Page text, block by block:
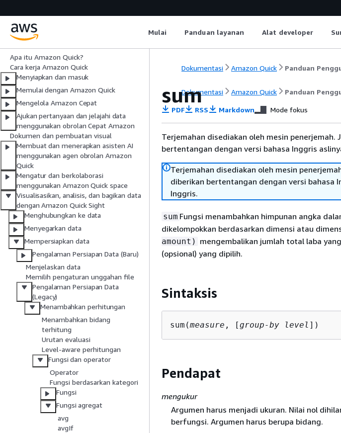
Mulai Panduan layanan Alat developer
Panduan Pengguna
Apa itu Amazon Quick?
Cara kerja Amazon Quick
Menyiapkan dan masuk
Memulai dengan Amazon Quick
Mengelola Amazon Cepat
Ajukan pertanyaan dan jelajahi data
menggunakan obrolan Cepat Amazon
Dokumen dan pembuatan visual
Membuat dan menerapkan asisten AI
menggunakan agen obrolan Amazon
Quick
Mengatur dan berkolaborasi
menggunakan Amazon Quick space
Visualisasikan, analisis, dan bagikan data
dengan Amazon Quick Sight
Menghubungkan ke data
Menyegarkan data
Mempersiapkan data
Pengalaman Persiapan Data (Baru)
Menjelaskan data
Memilih pengaturan unggahan file
Pengalaman Persiapan Data
(Legacy)
Menambahkan perhitungan
Menambahkan bidang
terhitung
Urutan evaluasi
Level-aware perhitungan
Fungsi dan operator
Operator
Fungsi berdasarkan kategori
Fungsi
Fungsi agregat
avg
avgIf
Dokumentasi Amazon Quick Panduan
Dokumentasi Amazon Quick Panduan
sum
PDF RSS Markdown Mode fokus
Terjemahan disediakan oleh mesin
bertentangan dengan versi bahasa Inggris
Terjemahan disediakan oleh mesin
diberikan bertentangan dengan versi bahasa
Inggris.
sum Fungsi menambahkan himpunan angka
dikelompokkan berdasarkan dimensi atau
amount) mengembalikan jumlah total laba
(opsional) yang dipilih.
Sintaksis
sum(measure , [group-by level ])
Pendapat
mengukur
Argumen harus menjadi ukuran. Nilai nol
berfungsi. Argumen harus berupa bidang.